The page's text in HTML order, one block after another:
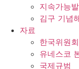
지속가능
김구 기념
자료
한국위원
유네스코
국제규범